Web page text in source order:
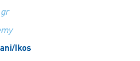
Ikos